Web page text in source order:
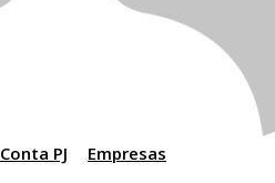
Conta PJ Empresas